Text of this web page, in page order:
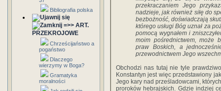
Bibliografia polska
=>> ART.
PRZEKROJOWE
Chrześcijaństwo a
pogaństwo
Dlaczego
wierzymy w Boga?
Gramatyka
moralności
przekraczaniem Jego
nadzieje, jak również siłę do
bezbożność, doświadczają
którego usługi Bóg uznał za
pomocą wygnałem i
moim pośrednictwem, może
praw Boskich, a
przewodni­ctwem Jego
Obchodzi nas tutaj nie tyle
Konstantyn jest więc przedstawiony
Jego kary nad prześla­dowcami,
proroków hebrajskich. Gdzie indziej